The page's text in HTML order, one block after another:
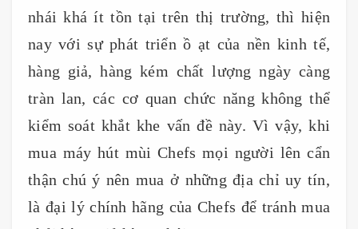
nhái khá ít tồn tại trên thị trường, thì hiện
nay với sự phát triển ồ ạt của nền kinh tế,
hàng giả, hàng kém chất lượng ngày càng
tràn lan, các cơ quan chức năng không thể
kiểm soát khắt khe vấn đề này. Vì vậy, khi
mua máy hút mùi Chefs mọi người lên cẩn
thận chú ý nên mua ở những địa chỉ uy tín,
là đại lý chính hãng của Chefs để tránh mua